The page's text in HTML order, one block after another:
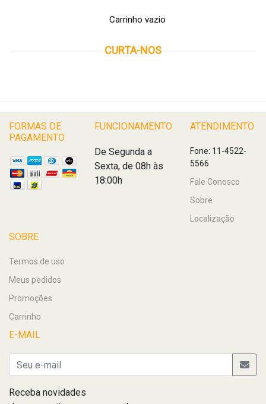
Carrinho vazio
CURTA-NOS
FORMAS DE
PAGAMENTO
FUNCIONAMENTO
De Segunda a
Sexta, de 08h às
18:00h
ATENDIMENTO
Fone: 11-4522-
5566
Fale Conosco
Sobre
Localização
SOBRE
Termos de uso
Meus pedidos
Promoções
Carrinho
E-MAIL
Receba novidades